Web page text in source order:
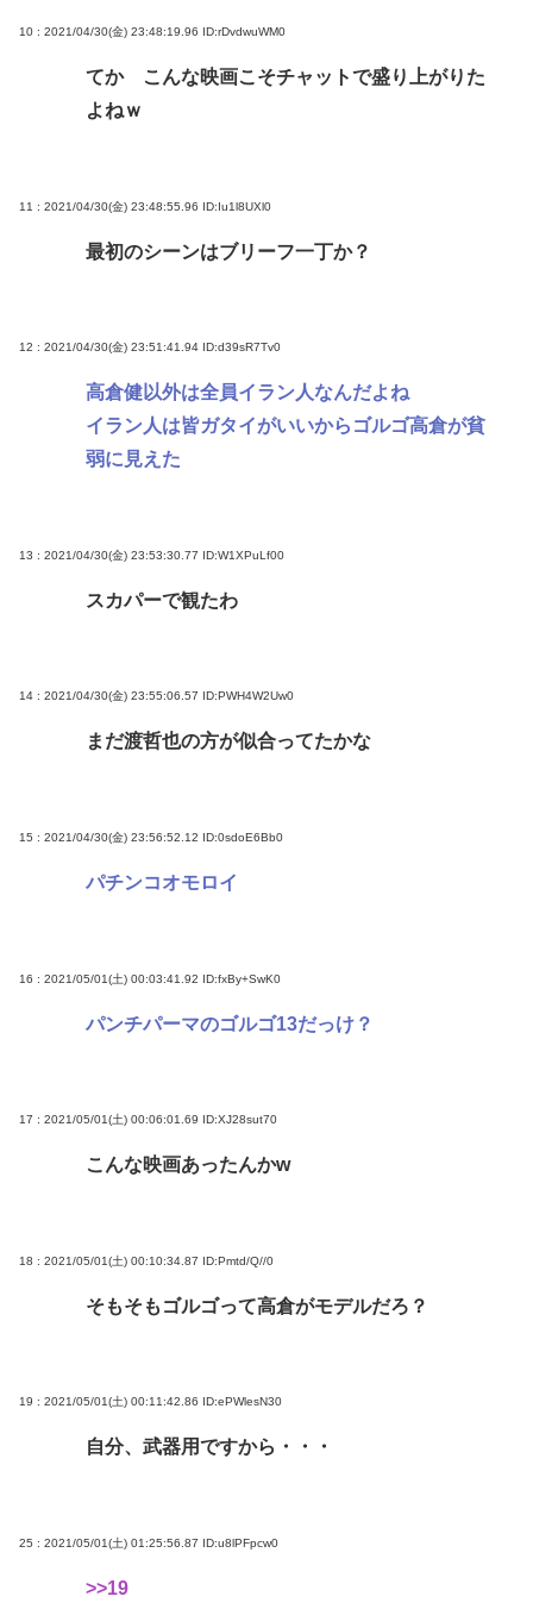
10 : 2021/04/30(金) 23:48:19.96 ID:rDvdwuWM0
てか こんな映画こそチャットで盛り上がりた
よねｗ
11 : 2021/04/30(金) 23:48:55.96 ID:Iu1l8UXl0
最初のシーンはブリーフ一丁か？
12 : 2021/04/30(金) 23:51:41.94 ID:d39sR7Tv0
高倉健以外は全員イラン人なんだよね
イラン人は皆ガタイがいいからゴルゴ高倉が貧
弱に見えた
13 : 2021/04/30(金) 23:53:30.77 ID:W1XPuLf00
スカパーで観たわ
14 : 2021/04/30(金) 23:55:06.57 ID:PWH4W2Uw0
まだ渡哲也の方が似合ってたかな
15 : 2021/04/30(金) 23:56:52.12 ID:0sdoE6Bb0
パチンコオモロイ
16 : 2021/05/01(土) 00:03:41.92 ID:fxBy+SwK0
パンチパーマのゴルゴ13だっけ？
17 : 2021/05/01(土) 00:06:01.69 ID:XJ28sut70
こんな映画あったんかw
18 : 2021/05/01(土) 00:10:34.87 ID:Pmtd/Q//0
そもそもゴルゴって高倉がモデルだろ？
19 : 2021/05/01(土) 00:11:42.86 ID:ePWlesN30
自分、武器用ですから・・・
25 : 2021/05/01(土) 01:25:56.87 ID:u8lPFpcw0
>>19